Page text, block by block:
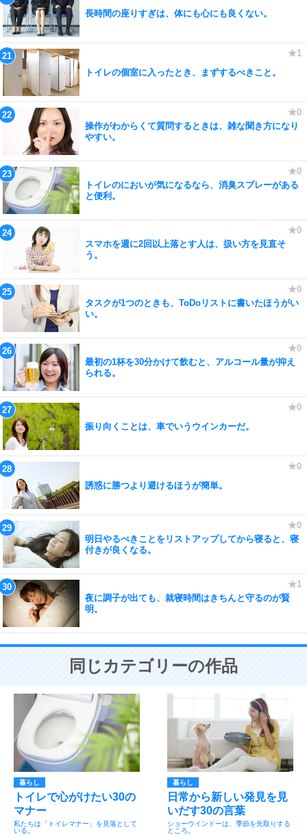
長時間の座りすぎは、体にも心にも良くない。
トイレの個室に入ったとき、まずするべきこと。
操作がわからくて質問するときは、雑な聞き方になり
やすい。
トイレのにおいが気になるなら、消臭スプレーがある
と便利。
スマホを週に2回以上落とす人は、扱い方を見直そ
う。
タスクが1つのときも、ToDoリストに書いたほうがい
い。
最初の1杯を30分かけて飲むと、アルコール量が抑え
られる。
振り向くことは、車でいうウインカーだ。
誘惑に勝つより避けるほうが簡単。
明日やるべきことをリストアップしてから寝ると、寝
付きが良くなる。
夜に調子が出ても、就寝時間はきちんと守るのが賢
明。
同じカテゴリーの作品
暮らし
トイレで心がけたい30の
マナー
私たちは「トイレマナー」を見落として
いる。
暮らし
日常から新しい発見を見
いだす30の言葉
ショーウインドーは、季節を先取りする
ところ。